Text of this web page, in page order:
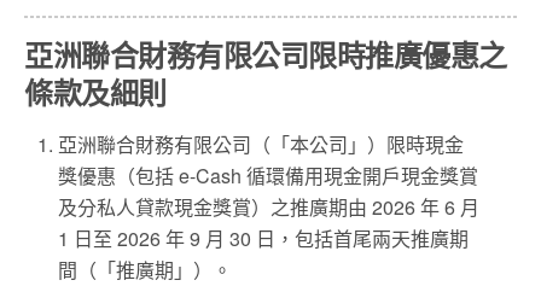
亞洲聯合財務有限公司限時推廣優惠之
條款及細則
亞洲聯合財務有限公司（「本公司」）限時現金
獎優惠（包括 e-Cash 循環備用現金開戶現金獎賞
及分私人貸款現金獎賞）之推廣期由 2026 年 6 月
1 日至 2026 年 9 月 30 日，包括首尾兩天推廣期
間（「推廣期」）。